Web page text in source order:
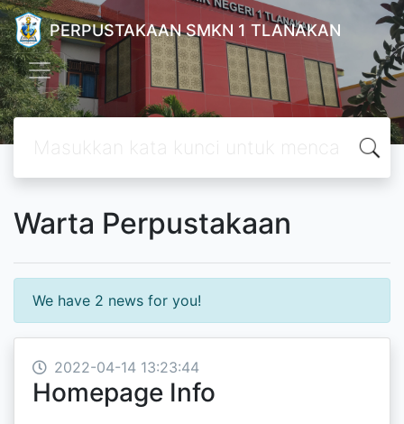
PERPUSTAKAAN SMKN 1 TLANAKAN
Warta Perpustakaan
We have 2 news for you!
2022-04-14 13:23:44
Homepage Info